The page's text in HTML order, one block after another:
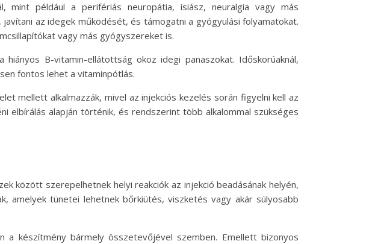
mint például a perifériás neuropátia, isiász, neuralgia vagy más
az idegek működését, és támogatni a gyógyulási folyamatokat.
vagy más gyógyszereket is.
B-vitamin-ellátottság okoz idegi panaszokat. Időskorúaknál,
fontos lehet a vitaminpótlás.
mellett alkalmazzák, mivel az injekciós kezelés során figyelni kell az
elbírálás alapján történik, és rendszerint több alkalommal szükséges
között szerepelhetnek helyi reakciók az injekció beadásának helyén,
amelyek tünetei lehetnek bőrkiütés, viszketés vagy akár súlyosabb
a készítmény bármely összetevőjével szemben. Emellett bizonyos